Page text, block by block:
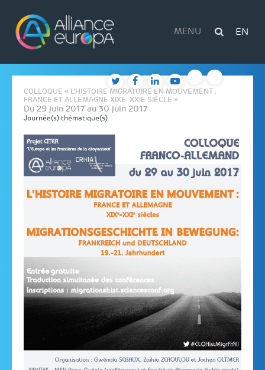
content
EN
MENU
COLLOQUE « L’HISTOIRE MIGRATOIRE EN MOUVEMENT :
FRANCE ET ALLEMAGNE XIXE -XXIE SIÈCLE »
Du 29 juin 2017 au 30 juin 2017
Journée(s) thématique(s)